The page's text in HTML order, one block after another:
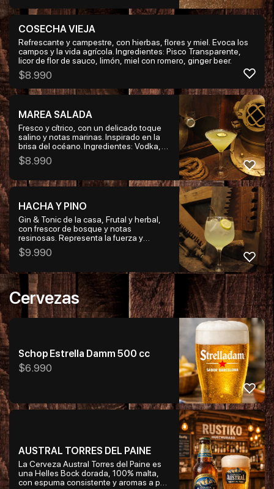
COSECHA VIEJA
Refrescante y campestre, con hierbas, flores y miel. Evoca los
campos y la vida agrícola. Ingredientes: Pisco Transparente,
licor de flor de sauco, limón, miel con romero, ginger beer.
$8.990
MAREA SALADA
Fresco y cítrico, con un delicado toque
salino y notas marinas. Inspirado en la
brisa del océano. Ingredientes: Vodka,
vermut seco, limón, Jarabe de Pepino
con cochayuyo, Sal marina en el borde.
$8.990
HACHA Y PINO
Gin & Tonic de la casa, Frutal y herbal,
con frescor de bosque y notas
resinosas. Representa la fuerza y
vitalidad de la madera recién cortada.
Ingredientes: Gin de enebro, licor de
tónica.
$9.990
Cervezas
Schop Estrella Damm 500 cc
$6.990
AUSTRAL TORRES DEL PAINE
La Cerveza Austral Torres del Paine es
una Helles Bock dorada, 100% malta,
con espuma consistente y aromas a pan